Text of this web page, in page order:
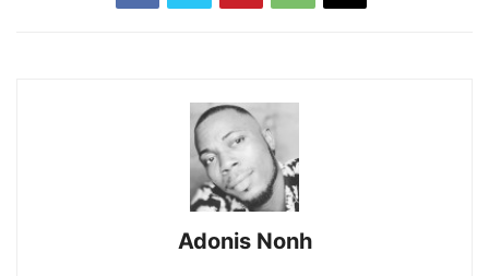
Adonis Nonh